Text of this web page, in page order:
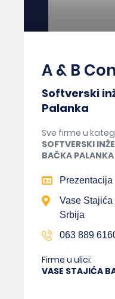
A & B
Softverski
Palanka
Sve firme u
SOFTVERSKI
BAČKA PALANKA
Prezentacija
Vase Stajića
Srbija
063 889
Firme u ulici:
VASE STAJIĆA